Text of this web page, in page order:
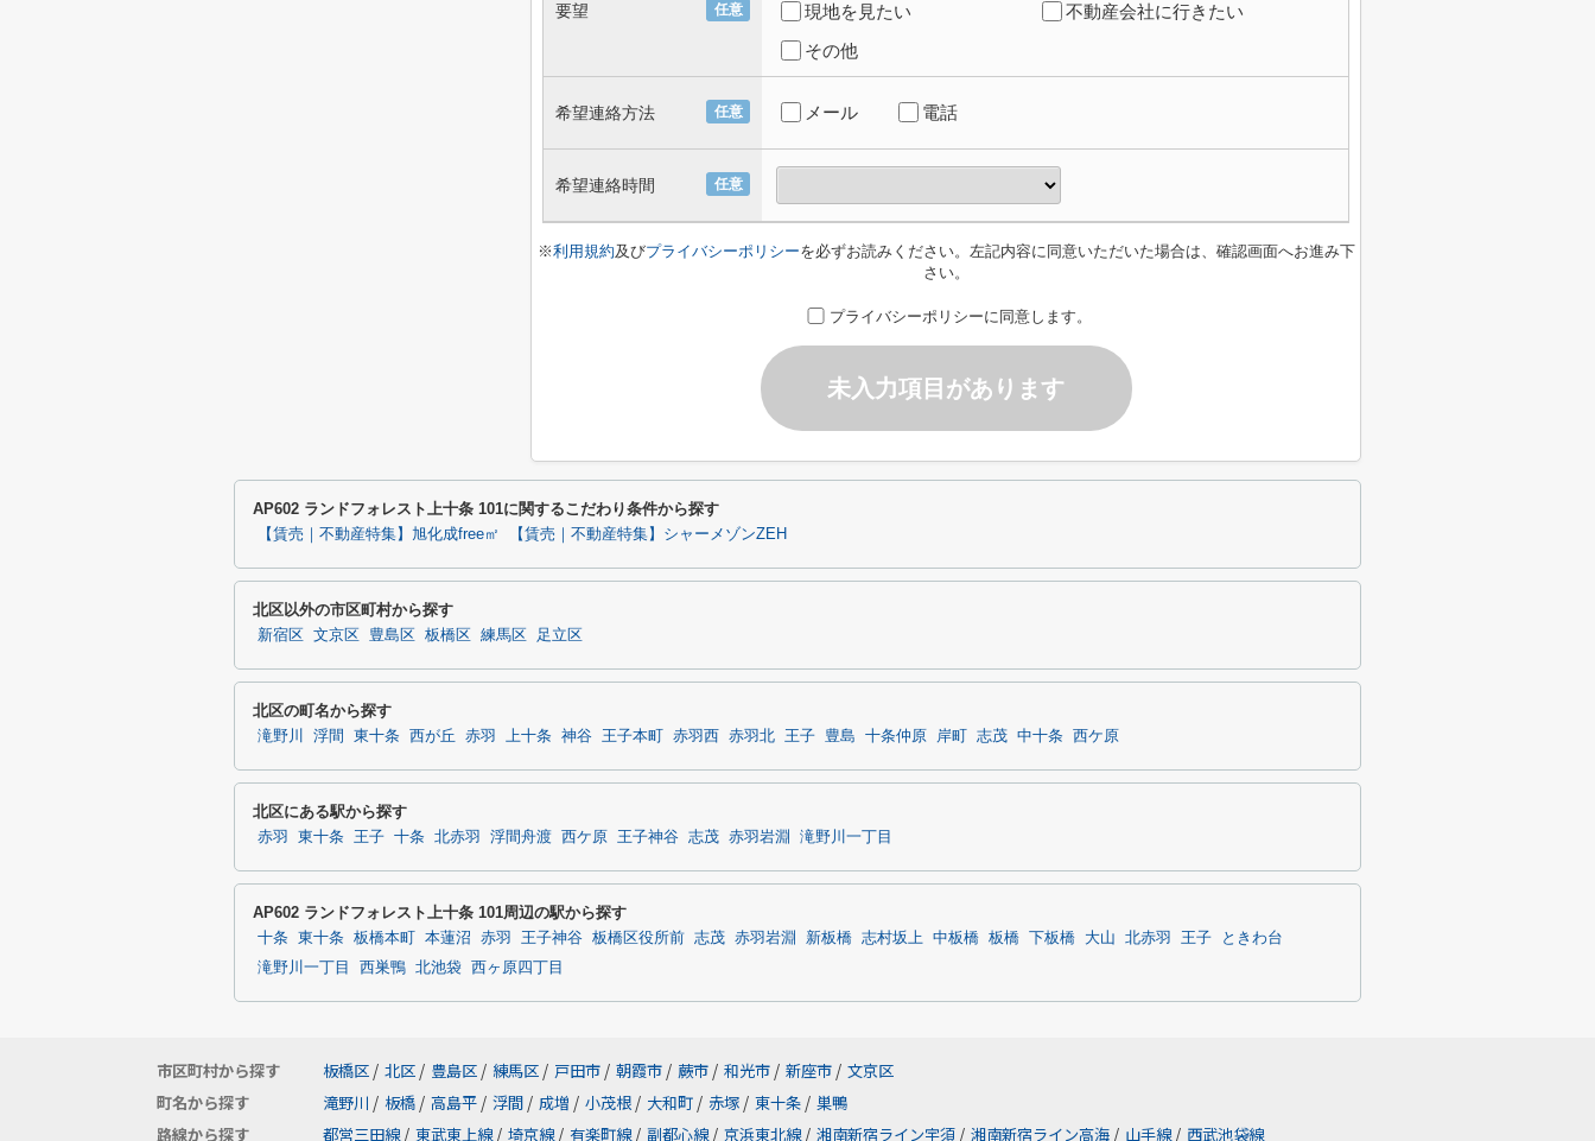
任意
要望
現地を見たい
不動産会社に行きたい
その他
任意
希望連絡方法 メール 電話
任意
希望連絡時間
※利用規約及びプライバシーポリシーを必ずお読みください。左記内容に同意いただいた場合は、確認画面へお進み下
さい。
プライバシーポリシーに同意します。
未入力項目があります
AP602 ランドフォレスト上十条 101に関するこだわり条件から探す
【賃売｜不動産特集】旭化成free㎡ 【賃売｜不動産特集】シャーメゾンZEH
北区以外の市区町村から探す
新宿区 文京区 豊島区 板橋区 練馬区 足立区
北区の町名から探す
滝野川 浮間 東十条 西が丘 赤羽 上十条 神谷 王子本町 赤羽西 赤羽北 王子 豊島 十条仲原 岸町 志茂 中十条 西ケ原
北区にある駅から探す
赤羽 東十条 王子 十条 北赤羽 浮間舟渡 西ケ原 王子神谷 志茂 赤羽岩淵 滝野川一丁目
AP602 ランドフォレスト上十条 101周辺の駅から探す
十条 東十条 板橋本町 本蓮沼 赤羽 王子神谷 板橋区役所前 志茂 赤羽岩淵 新板橋 志村坂上 中板橋 板橋 下板橋 大山 北赤羽 王子
ときわ台
滝野川一丁目
西巣鴨 北池袋 西ヶ原四丁目
市区町村から探す 板橋区 / 北区 / 豊島区 / 練馬区 / 戸田市 / 朝霞市 / 蕨市 / 和光市 / 新座市 / 文京区
町名から探す
滝野川 / 板橋 / 高島平 / 浮間 / 成増 / 小茂根 / 大和町 / 赤塚 / 東十条 / 巣鴨
路線から探す
都営三田線 / 東武東上線 / 埼京線 / 有楽町線 / 副都心線 / 京浜東北線 / 湘南新宿ライン宇須 / 湘南新宿ライン高海 / 山手線 / 西武池袋線